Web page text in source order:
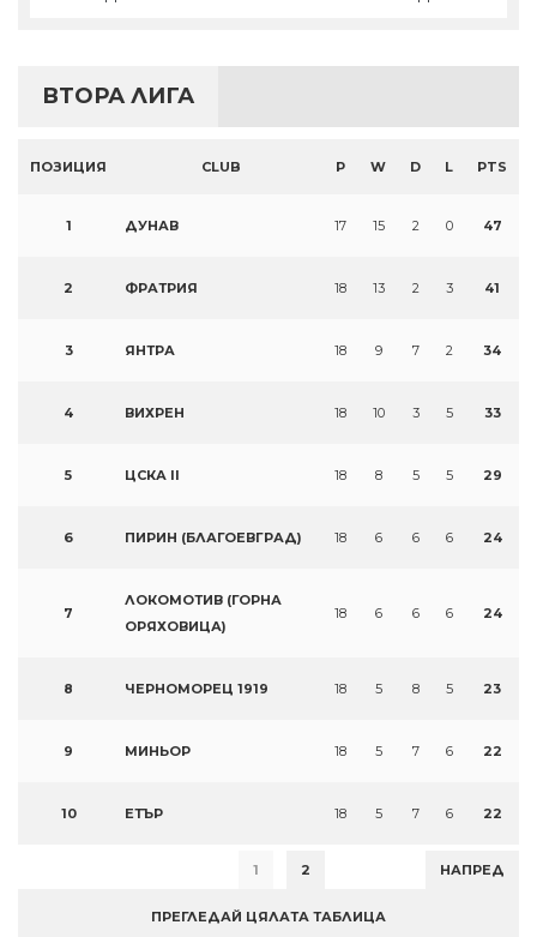
ВТОРА ЛИГА
ПОЗИЦИЯ CLUB P W D L PTS
1 ДУНАВ 17 15 2 0 47
2 ФРАТРИЯ 18 13 2 3 41
3 ЯНТРА 18 9 7 2 34
4 ВИХРЕН 18 10 3 5 33
5 ЦСКА II 18 8 5 5 29
6 ПИРИН (БЛАГОЕВГРАД) 18 6 6 6 24
7
ЛОКОМОТИВ (ГОРНА
ОРЯХОВИЦА)
18 6 6 6 24
8 ЧЕРНОМОРЕЦ 1919 18 5 8 5 23
9 МИНЬОР 18 5 7 6 22
10 ЕТЪР 18 5 7 6 22
1 2 НАПРЕД
ПРЕГЛЕДАЙ ЦЯЛАТА ТАБЛИЦА